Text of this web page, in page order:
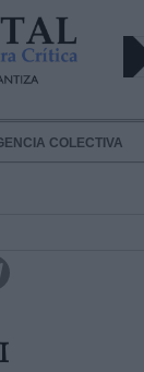
COLECTIVA